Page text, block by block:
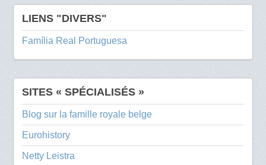
LIENS "DIVERS"
Família Real Portuguesa
SITES « SPÉCIALISÉS »
Blog sur la famille royale belge
Eurohistory
Netty Leistra